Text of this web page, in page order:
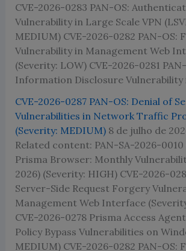
CVE-2026-0283 PAN-OS:
Vulnerability in Large Scale VPN
MEDIUM) CVE-2026-0282 PAN-OS:
Vulnerability in Management Web
(Severity: LOW) CVE-2026-0281
Information Disclosure
CVE-2026-0287 PAN-OS: Denial of
Vulnerabilities in Network Traffic
(Severity: MEDIUM) 8 de julho de
Related content: PAN-SA-2026-
Prisma Browser: Monthly
2026) (Severity: HIGH) CVE-2026-
Server-Side Request Forgery
Management Web Interface
CVE-2026-0278 Prisma Access
Policy Bypass Vulnerabilities on
MEDIUM) CVE-2026-0282 PAN-OS: